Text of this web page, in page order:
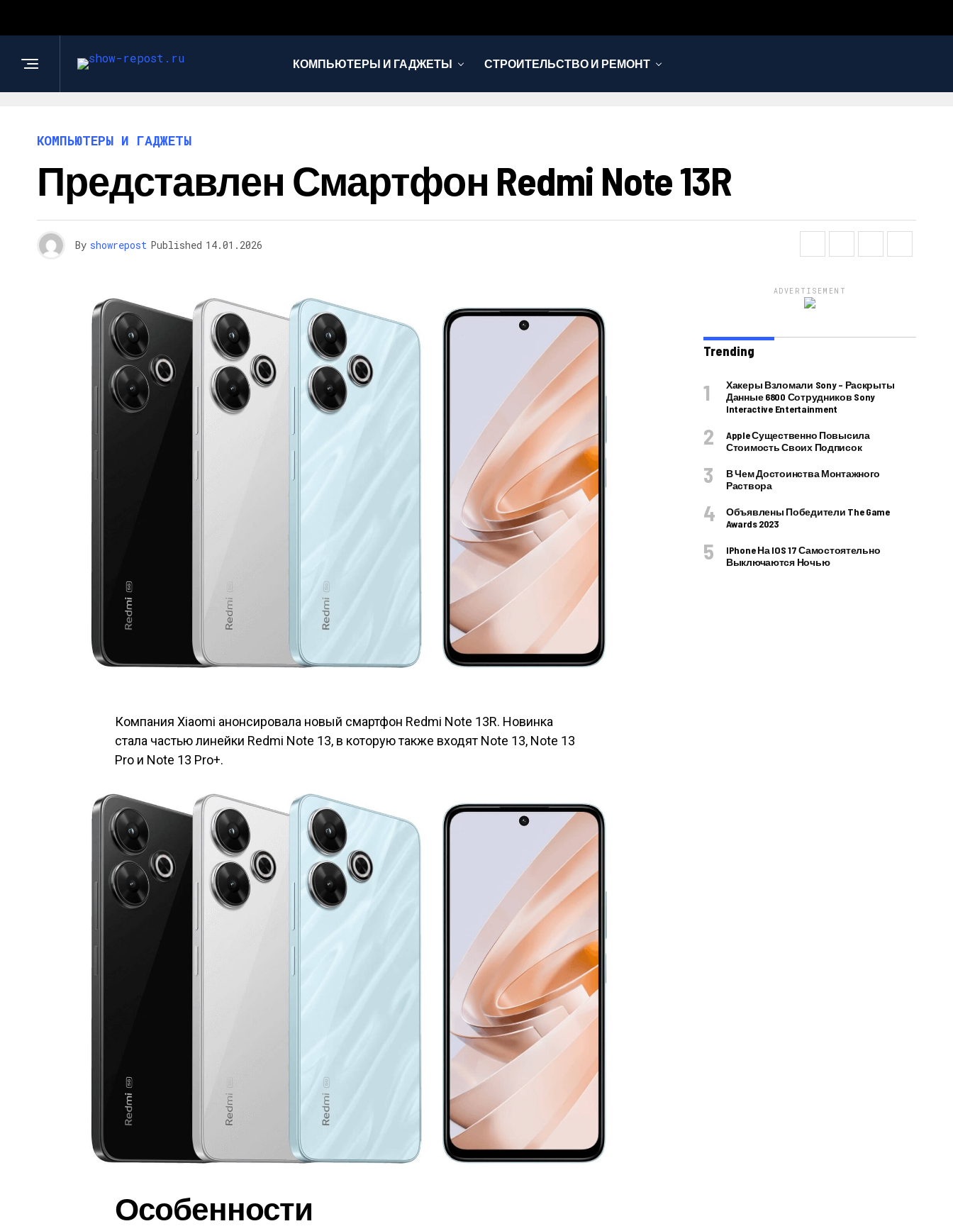
КОМПЬЮТЕРЫ И ГАДЖЕТЫ СТРОИТЕЛЬСТВО И РЕМОНТ
КОМПЬЮТЕРЫ И ГАДЖЕТЫ
Представлен Смартфон Redmi Note 13R
By showrepost Published 14.01.2026
Компания Xiaomi анонсировала новый смартфон Redmi Note 13R. Новинка
стала частью линейки Redmi Note 13, в которую также входят Note 13, Note 13
Pro и Note 13 Pro+.
Особенности
ADVERTISEMENT
Trending
Хакеры Взломали Sony – Раскрыты
Данные 6800 Сотрудников Sony
Interactive Entertainment
Apple Существенно Повысила
Стоимость Своих Подписок
В Чем Достоинства Монтажного
Раствора
Объявлены Победители The Game
Awards 2023
IPhone На IOS 17 Самостоятельно
Выключаются Ночью